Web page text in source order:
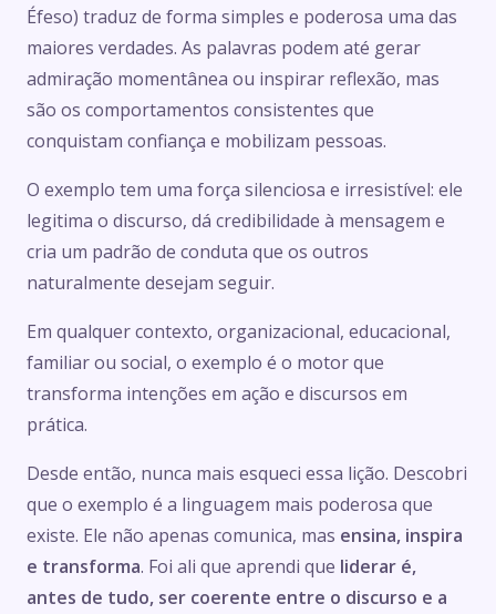
Éfeso) traduz de forma simples e poderosa uma das
maiores verdades. As palavras podem até gerar
admiração momentânea ou inspirar reflexão, mas
são os comportamentos consistentes que
conquistam confiança e mobilizam pessoas.
O exemplo tem uma força silenciosa e irresistível: ele
legitima o discurso, dá credibilidade à mensagem e
cria um padrão de conduta que os outros
naturalmente desejam seguir.
Em qualquer contexto, organizacional, educacional,
familiar ou social, o exemplo é o motor que
transforma intenções em ação e discursos em
prática.
Desde então, nunca mais esqueci essa lição. Descobri
que o exemplo é a linguagem mais poderosa que
existe. Ele não apenas comunica, mas ensina, inspira
e transforma. Foi ali que aprendi que liderar é,
antes de tudo, ser coerente entre o discurso e a